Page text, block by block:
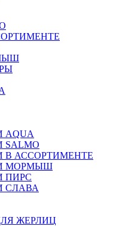
В АССОРТИМЕНТЕ
МОРМЫШ
ПИРС
СЛАВА
ЖЕРЛИЦ